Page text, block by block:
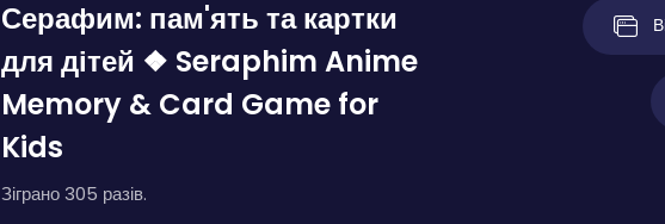
Серафим: пам'ять та картки
для дітей ❖ Seraphim Anime
Memory & Card Game for
Kids
Зіграно 305 разів.